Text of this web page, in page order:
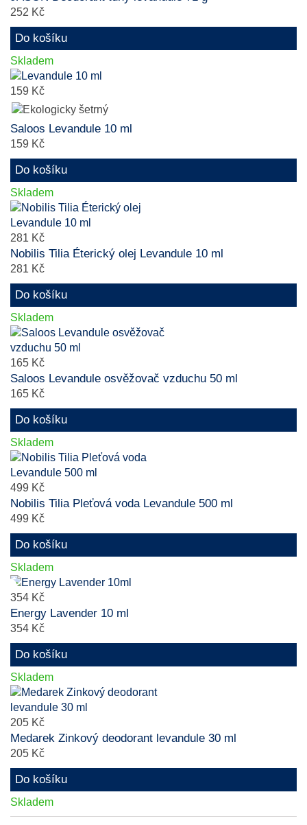
252 Kč
Do košíku
Skladem
159 Kč
Saloos Levandule 10 ml
159 Kč
Do košíku
Skladem
281 Kč
Nobilis Tilia Éterický olej Levandule 10 ml
281 Kč
Do košíku
Skladem
165 Kč
Saloos Levandule osvěžovač vzduchu 50 ml
165 Kč
Do košíku
Skladem
499 Kč
Nobilis Tilia Pleťová voda Levandule 500 ml
499 Kč
Do košíku
Skladem
354 Kč
Energy Lavender 10 ml
354 Kč
Do košíku
Skladem
205 Kč
Medarek Zinkový deodorant levandule 30 ml
205 Kč
Do košíku
Skladem